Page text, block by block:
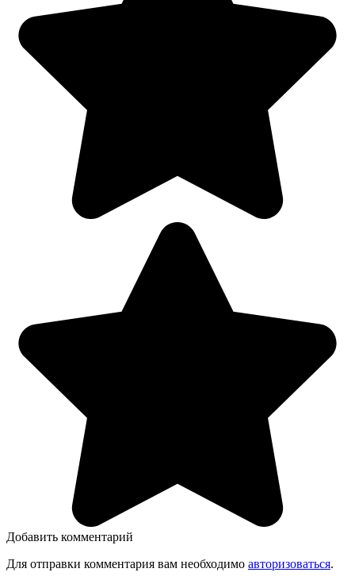
Добавить комментарий
Для отправки комментария вам необходимо авторизоваться.